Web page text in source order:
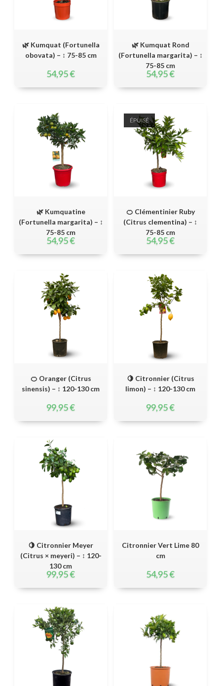
🌿 Kumquat (Fortunella
obovata) – ↕ 75-85 cm
54,95€
🌿 Kumquat Rond
(Fortunella margarita) – ↕
75-85 cm
54,95€
🌿 Kumquatine
(Fortunella margarita) – ↕
75-85 cm
54,95€
ÉPUISÉ
🍊 Clémentinier Ruby
(Citrus clementina) – ↕
75-85 cm
54,95€
🍊 Oranger (Citrus
sinensis) – ↕ 120-130 cm
99,95€
🍋 Citronnier (Citrus
limon) – ↕ 120-130 cm
99,95€
🍋 Citronnier Meyer
(Citrus × meyeri) – ↕ 120-
130 cm
99,95€
Citronnier Vert Lime 80
cm
54,95€